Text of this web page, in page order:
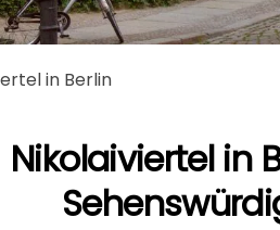
in Berlin
Nikolaiviertel in